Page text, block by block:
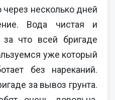
несколько дней
Вода чистая и
что всей бригаде
уже который
без нареканий.
за вывоз грунта.